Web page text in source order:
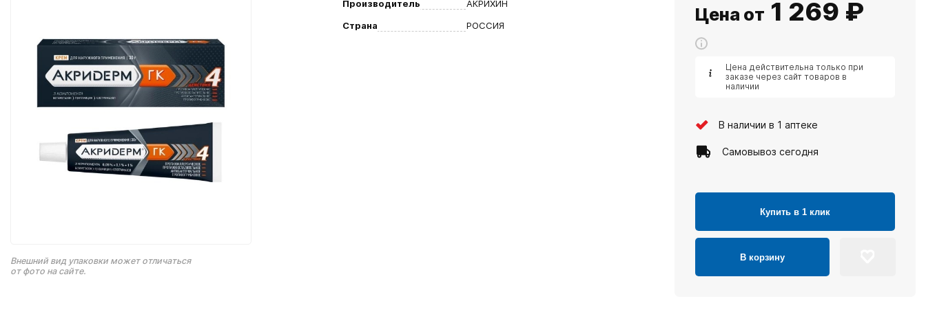
Внешний вид упаковки может отличаться
от фото на сайте.
Производитель
АКРИХИН
Страна
РОССИЯ
Цена от 1 269 ₽
Цена действительна только при
заказе через сайт товаров в
наличии
В наличии в 1 аптеке
Самовывоз сегодня
Купить в 1 клик
В корзину